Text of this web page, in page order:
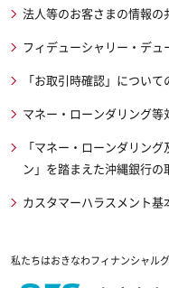
私たちはおきなわフィナンシャル
法人等のお客さまの情報の
フィデューシャリー・デュ
「お取引時確認」について
マネー・ローンダリング等
「マネー・ローンダリン
ン」を踏まえた沖縄銀行の
カスタマーハラスメント基